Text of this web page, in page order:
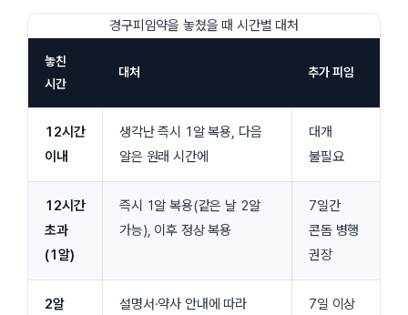
경구피임약을 놓쳤을 때 시간별 대처
놓친
시간
대처 추가 피임
12시간
이내
생각난 즉시 1알 복용, 다음
알은 원래 시간에
대개
불필요
12시간
초과
(1알)
즉시 1알 복용(같은 날 2알
가능), 이후 정상 복용
7일간
콘돔 병행
권장
2알
설명서·약사 안내에 따라
7일 이상